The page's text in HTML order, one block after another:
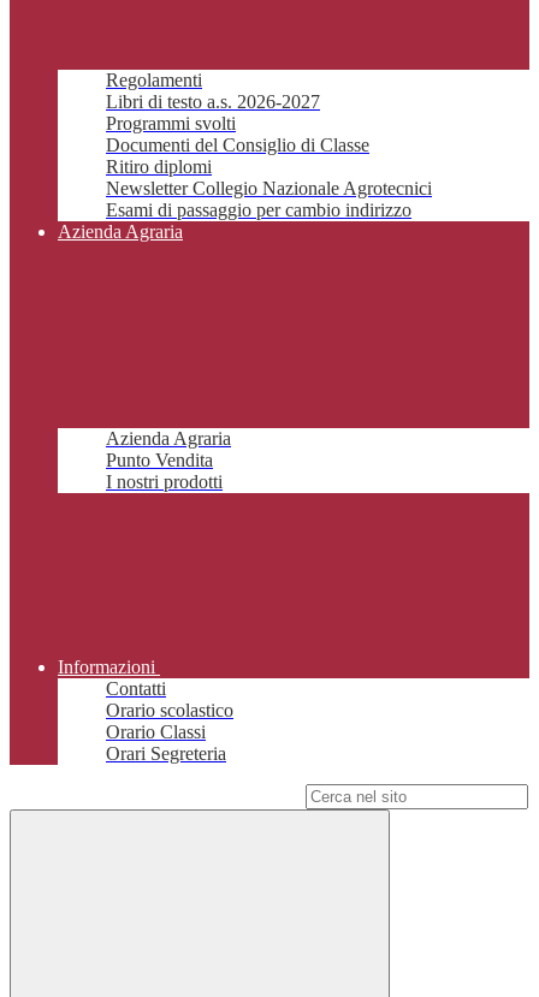
Regolamenti
Libri di testo a.s. 2026-2027
Programmi svolti
Documenti del Consiglio di Classe
Ritiro diplomi
Newsletter Collegio Nazionale Agrotecnici
Esami di passaggio per cambio indirizzo
Azienda Agraria
Azienda Agraria
Punto Vendita
I nostri prodotti
Informazioni
Contatti
Orario scolastico
Orario Classi
Orari Segreteria